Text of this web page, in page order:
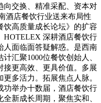
交换、精准采配、资本对
酒店餐饮行业送来布局性
饮高质量成长论坛》的扩容
HOTELEX 深耕酒店餐饮行
人面临面答疑解惑。是西南
汇聚1000位餐饮创始人、
接更高效、更具价值。多展
多活力。拓展焦点人脉。
功举办十数届，酒店餐饮行
新成长周期，聚焦实和、